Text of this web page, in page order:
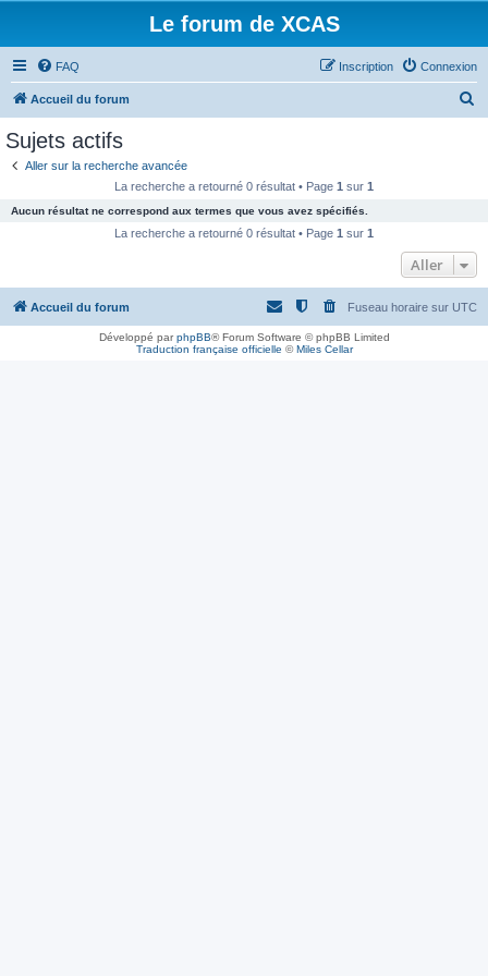
Le forum de XCAS
FAQ Connexion
Inscription
Accueil du forum
c
e
Sujets actifs
Aller sur la recherche avancée
La recherche a retourné 0 résultat • Page 1 sur 1
Aucun résultat ne correspond aux termes que vous avez spécifiés.
La recherche a retourné 0 résultat • Page 1 sur 1
Aller
Accueil du forum Fuseau horaire sur UTC
Développé parphpBB® Forum Software © phpBB Limited
Traduction française officielle ©Miles Cellar